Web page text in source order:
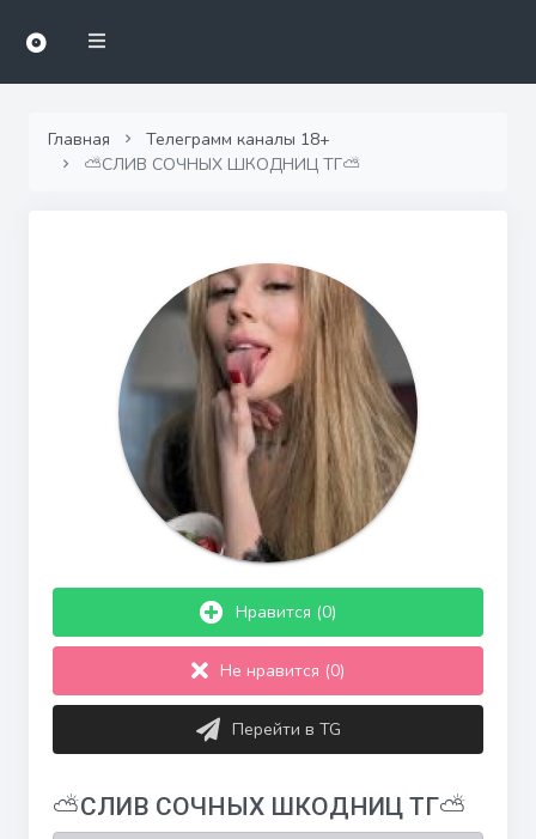
Главная
Телеграмм каналы 18+
⛅️СЛИВ СОЧНЫХ ШКОДНИЦ ТГ⛅️
Нравится (0)
Не нравится (0)
Перейти в TG
⛅️СЛИВ СОЧНЫХ ШКОДНИЦ ТГ⛅️